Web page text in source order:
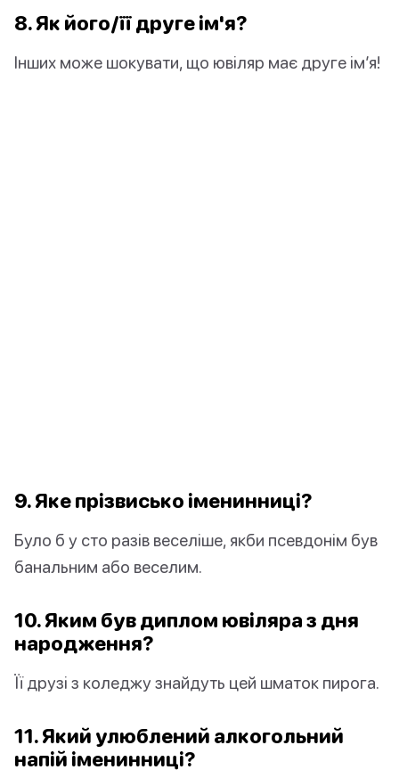
8. Як його/її друге ім'я?
Інших може шокувати, що ювіляр має друге ім’я!
9. Яке прізвисько іменинниці?
Було б у сто разів веселіше, якби псевдонім був
банальним або веселим.
10. Яким був диплом ювіляра з дня
народження?
Її друзі з коледжу знайдуть цей шматок пирога.
11. Який улюблений алкогольний
напій іменинниці?